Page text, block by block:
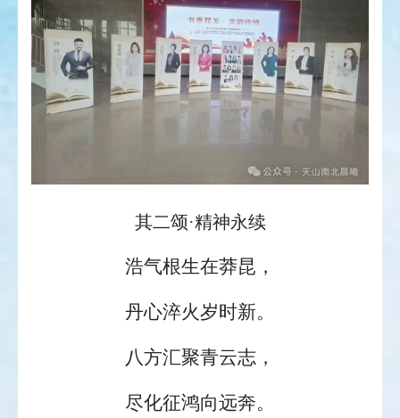
其二颂·精神永续
浩气根生在莽昆，
丹心淬火岁时新。
八方汇聚青云志，
尽化征鸿向远奔。